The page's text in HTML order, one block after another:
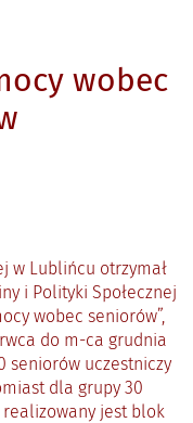
wobec
bieżącej strony
tekst bieżącej
w Lublińcu otrzymał
i Polityki Społecznej
wobec seniorów”,
do m-ca grudnia
seniorów uczestniczy
dla grupy 30
jest blok